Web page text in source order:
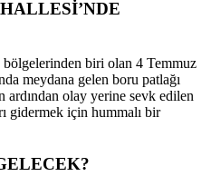
biri olan 4 Temmuz
meydana gelen boru patlağı
olay yerine sevk edilen
gidermek için hummalı bir